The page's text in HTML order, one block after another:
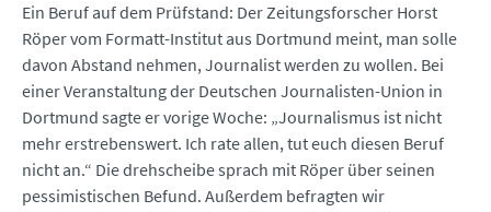
Ein Beruf auf dem Prüfstand: Der Zeitungsforscher Horst
Röper vom Formatt-Institut aus Dortmund meint, man solle
davon Abstand nehmen, Journalist werden zu wollen. Bei
einer Veranstaltung der Deutschen Journalisten-Union in
Dortmund sagte er vorige Woche: „Journalismus ist nicht
mehr erstrebenswert. Ich rate allen, tut euch diesen Beruf
nicht an.“ Die drehscheibe sprach mit Röper über seinen
pessimistischen Befund. Außerdem befragten wir